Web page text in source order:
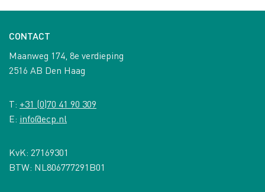
CONTACT
Maanweg 174, 8e verdieping
2516 AB Den Haag
T: +31 (0)70 41 90 309
E: info@ecp.nl
KvK: 27169301
BTW: NL806777291B01